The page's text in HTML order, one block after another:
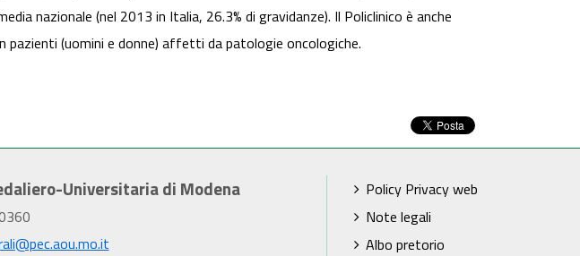
nazionale (nel 2013 in Italia, 26.3% di gravidanze). Il Policlinico è anche
(uomini e donne) affetti da patologie oncologiche.
Universitaria di Modena
Policy Privacy web
Note legali
Albo pretorio